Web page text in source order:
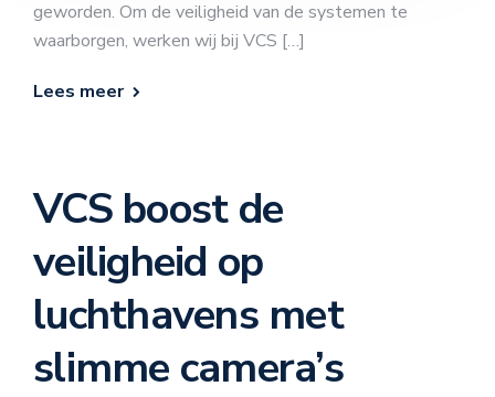
geworden. Om de veiligheid van de systemen te
waarborgen, werken wij bij VCS […]
Lees meer
VCS boost de
veiligheid op
luchthavens met
slimme camera’s